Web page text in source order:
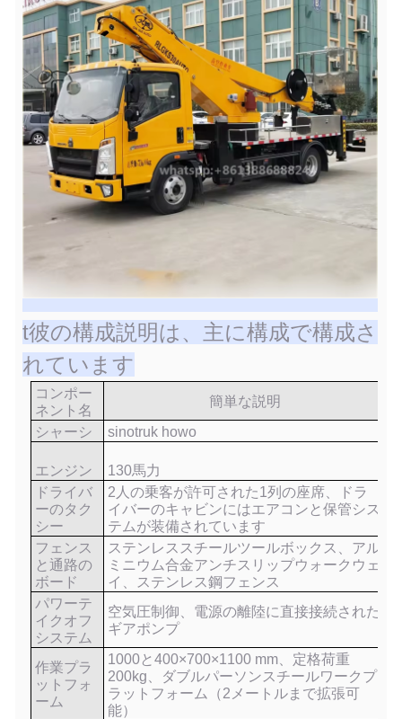
t彼の構成説明は、主に構成で構成さ
れています
コンポー
ネント名
簡単な説明
シャーシ
sinotruk howo
エンジン 130馬力
ドライバ
ーのタク
シー
2人の乗客が許可された1列の座席、ドラ
イバーのキャビンにはエアコンと保管シス
テムが装備されています
フェンス
と通路の
ボード
ステンレススチールツールボックス、アル
ミニウム合金アンチスリップウォークウェ
イ、ステンレス鋼フェンス
パワーテ
イクオフ
システム
空気圧制御、電源の離陸に直接接続された
ギアポンプ
作業プラ
ットフォ
ーム
1000と400×700×1100 mm、定格荷重
200kg、ダブルパーソンスチールワークプ
ラットフォーム（2メートルまで拡張可
能）